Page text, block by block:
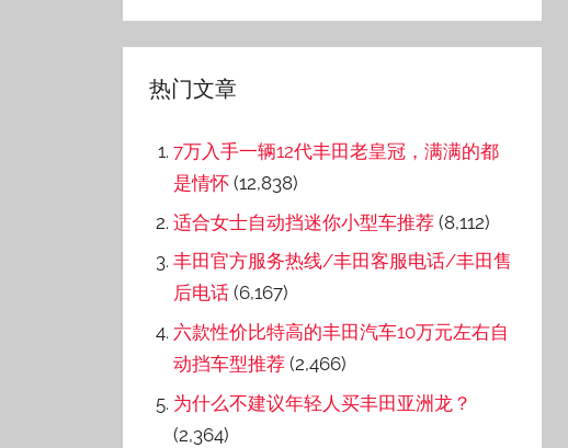
热门文章
7万入手一辆12代丰田老皇冠，满满的都
是情怀 (12,838)
适合女士自动挡迷你小型车推荐 (8,112)
丰田官方服务热线/丰田客服电话/丰田售
后电话 (6,167)
六款性价比特高的丰田汽车10万元左右自
动挡车型推荐 (2,466)
为什么不建议年轻人买丰田亚洲龙？
(2,364)